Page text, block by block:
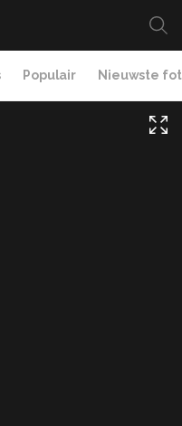
Populair Nieuwste